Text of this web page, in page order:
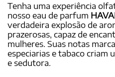
Tenha uma experiência
nosso eau de parfum
verdadeira explosão de
prazerosas, capaz de
mulheres. Suas notas
especiarias e tabaco criam
e sedutora.